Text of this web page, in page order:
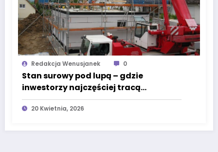
Redakcja Wenusjanek 0
Stan surowy pod lupą – gdzie
inwestorzy najczęściej tracą
pieniądze jeszcze przed
wykończeniem
20 Kwietnia, 2026